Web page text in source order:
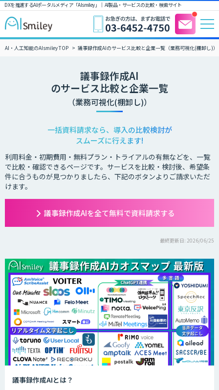
DXを推進するAIポータルメディア「AIsmiley」｜ AI製品・サービスの比較・検索サイト
AI・人工知能のAIsmiley TOP 議事録作成AIのサービス比較と企業一覧（業務可視化(棚卸し)）
議事録作成AI
のサービス比較と企業一覧
（業務可視化(棚卸し)）
一括資料請求なら、導入の比較検討が
スムーズに行えます!
利用料金・初期費用・無料プラン・トライアルの有無などを、一覧
で比較・確認できるページです。サービスを比較・検討後、希望条
件に合うものが見つかりましたら、下記のボタンよりご請求いただ
けます。
議事録作成AIを全て無料で資料請求する
最終更新日: 2026/06/25
議事録作成AIとは？